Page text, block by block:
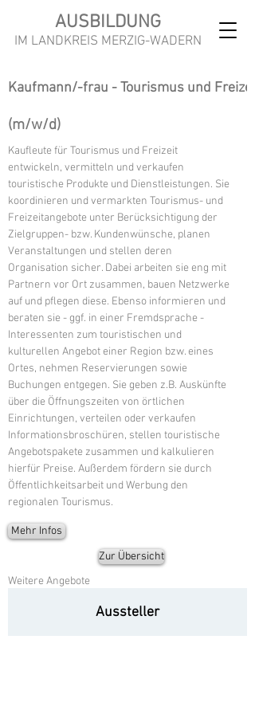
AUSBILDUNG
IM LANDKREIS MERZIG-WADERN
Kaufmann/-frau - Tourismus und Freizeit
(m/w/d)
Kaufleute für Tourismus und Freizeit
entwickeln, vermitteln und verkaufen
touristische Produkte und Dienstleistungen. Sie
koordinieren und vermarkten Tourismus- und
Freizeitangebote unter Berücksichtigung der
Zielgruppen- bzw. Kundenwünsche, planen
Veranstaltungen und stellen deren
Organisation sicher. Dabei arbeiten sie eng mit
Partnern vor Ort zusammen, bauen Netzwerke
auf und pflegen diese. Ebenso informieren und
beraten sie - ggf. in einer Fremdsprache -
Interessenten zum touristischen und
kulturellen Angebot einer Region bzw. eines
Ortes, nehmen Reservierungen sowie
Buchungen entgegen. Sie geben z.B. Auskünfte
über die Öffnungszeiten von örtlichen
Einrichtungen, verteilen oder verkaufen
Informationsbroschüren, stellen touristische
Angebotspakete zusammen und kalkulieren
hierfür Preise. Außerdem fördern sie durch
Öffentlichkeitsarbeit und Werbung den
regionalen Tourismus.
Mehr Infos
Zur Übersicht
Weitere Angebote
Aussteller